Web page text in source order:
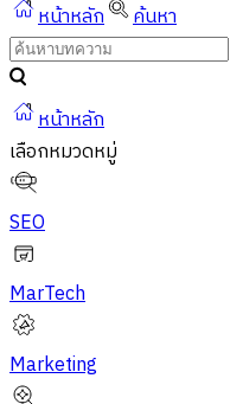
หน้าหลัก
ค้นหา
หน้าหลัก
เลือกหมวดหมู่
SEO
MarTech
Marketing